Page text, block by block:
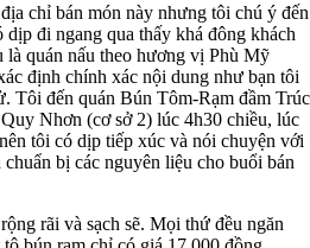
chỉ bán món này nhưng tôi chú ý đến
đi ngang qua thấy khá đông khách
quán nấu theo hương vị Phù Mỹ
định chính xác nội dung như bạn tôi
Tôi đến quán Bún Tôm-Rạm đầm Trúc
Nhơn (cơ sở 2) lúc 4h30 chiều, lúc
tôi có dịp tiếp xúc và nói chuyện với
bị các nguyên liệu cho buổi bán
rãi và sạch sẽ. Mọi thứ đều ngăn